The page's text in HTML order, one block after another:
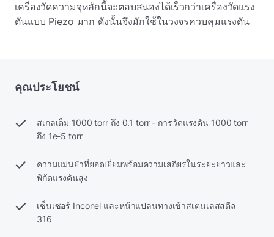
เครื่องวัดความจุหลักนี้จะตอบสนองได้เร็วกว่าเครื่องวัดแรง
ดันแบบ Piezo มาก ดังนั้นจึงมักใช้ในวงจรควบคุมแรงดัน
คุณประโยชน์
สเกลเต็ม 1000 torr ถึง 0.1 torr - การวัดแรงดัน 1000 torr
ถึง 1e-5 torr
ความแม่นยําที่ยอดเยี่ยมพร้อมความเสถียรในระยะยาวและ
พิกัดแรงดันสูง
เซ็นเซอร์ Inconel และหน้าแปลนทางเข้าสเตนเลสสตีล
316